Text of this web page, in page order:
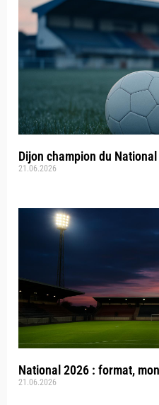
Dijon champion du
21.06.2026
National 2026 : format,
21.06.2026